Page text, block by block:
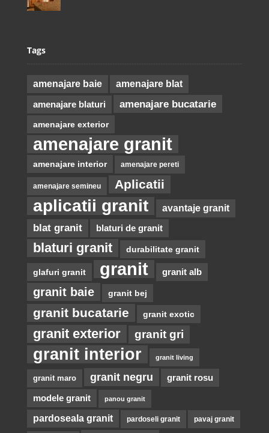
Tags
amenajare baie amenajare blat
amenajare blaturi amenajare bucatarie
amenajare exterior
amenajare granit
amenajare interior amenajare pereti
amenajare semineu Aplicatii
aplicatii granit avantaje granit
blat granit blaturi de granit
blaturi granit durabilitate granit
glafuri granit granit granit alb
granit baie granit bej
granit bucatarie granit exotic
granit exterior granit gri
granit interior granit living
granit maro granit negru granit rosu
modele granit panou granit
pardoseala granit pardoseli granit pavaj granit